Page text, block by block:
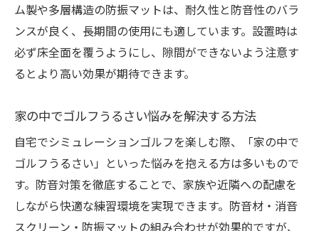
ム製や多層構造の防振マットは、耐久性と防音性のバラ
ンスが良く、長期間の使用にも適しています。設置時は
必ず床全面を覆うようにし、隙間ができないよう注意す
るとより高い効果が期待できます。
家の中でゴルフうるさい悩みを解決する方法
自宅でシミュレーションゴルフを楽しむ際、「家の中で
ゴルフうるさい」といった悩みを抱える方は多いもので
す。防音対策を徹底することで、家族や近隣への配慮を
しながら快適な練習環境を実現できます。防音材・消音